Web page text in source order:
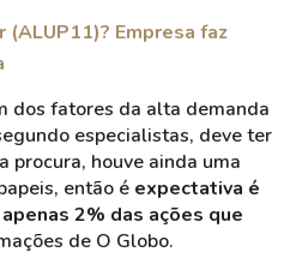
Empresa faz
dos fatores da alta demanda
especialistas, deve ter
procura, houve ainda uma
então é expectativa é
2% das ações que
de O Globo.